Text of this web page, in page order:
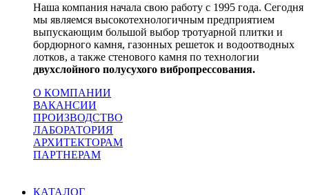
Наша компания начала свою работу с 1995 года. Сегодня
мы являемся высокотехнологичным предприятием
выпускающим большой выбор тротуарной плитки и
бордюрного камня, газонных решеток и водоотводных
лотков, а также стенового камня по технологии
двухслойного полусухого вибропрессования.
О КОМПАНИИ
ВАКАНСИИ
ПРОИЗВОДСТВО
ЛАБОРАТОРИЯ
АРХИТЕКТОРАМ
ПАРТНЕРАМ
КАТАЛОГ